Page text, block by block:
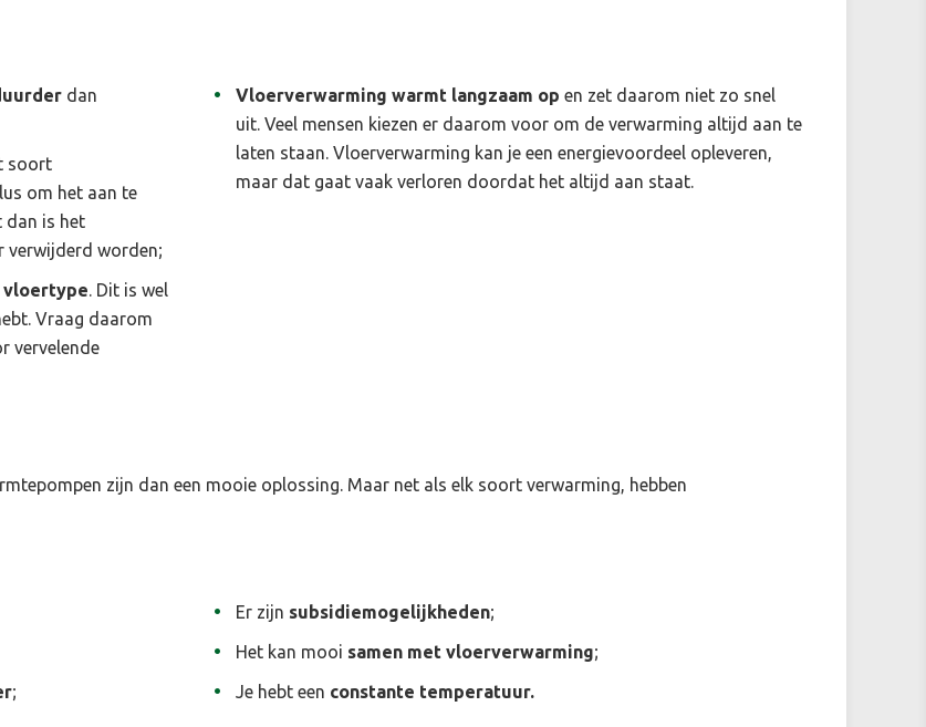
dan
soort
om het aan te
dan is het
verwijderd worden;
vloertype. Dit is wel
Vraag daarom
vervelende
Vloerverwarming warmt langzaam op en zet daarom niet zo snel
uit. Veel mensen kiezen er daarom voor om de verwarming altijd aan te
laten staan. Vloerverwarming kan je een energievoordeel opleveren,
maar dat gaat vaak verloren doordat het altijd aan staat.
zijn dan een mooie oplossing. Maar net als elk soort verwarming, hebben
;
Er zijn subsidiemogelijkheden;
Het kan mooi samen met vloerverwarming;
Je hebt een constante temperatuur.